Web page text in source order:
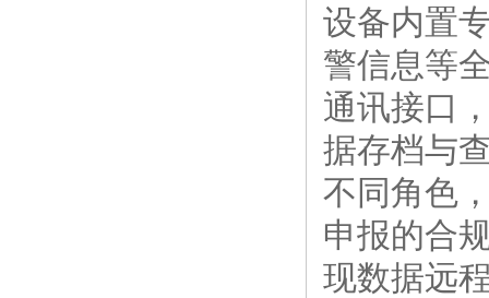
设备内置
警信息等
通讯接口
据存档与
不同角色
申报的合
现数据远